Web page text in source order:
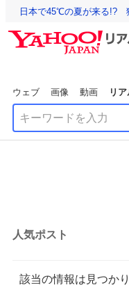
日本で45℃の夏が来る!?
ウェブ 画像 動画 リ
人気ポスト
該当の情報は見つか